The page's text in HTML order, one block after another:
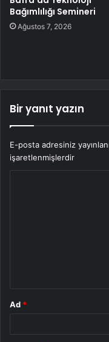
Bağımlılığı Semineri
Ağustos 7, 2026
Bir yanıt yazın
E-posta adresiniz
işaretlenmişlerdir
Ad *